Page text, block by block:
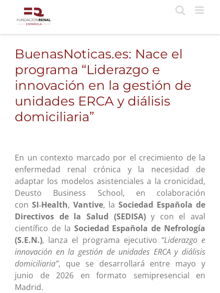
contenido
BuenasNoticas.es: Nace el
programa “Liderazgo e
innovación en la gestión de
unidades ERCA y diálisis
domiciliaria”
En un contexto marcado por el crecimiento de la
enfermedad renal crónica y la necesidad de
adaptar los modelos asistenciales a la cronicidad,
Deusto Business School, en colaboración
con SI‑Health, Vantive, la Sociedad Española de
Directivos de la Salud (SEDISA)y con el aval
científico de la Sociedad Española de Nefrología
(S.E.N.), lanza el programa ejecutivo “Liderazgo e
innovación en la gestión de unidades ERCA y diálisis
domiciliaria”, que se desarrollará entre mayo y
junio de 2026 en formato semipresencial en
Madrid.